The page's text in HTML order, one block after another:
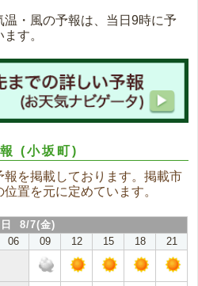
・風の予報は、当日9時に予
す。
報(小坂町)
を掲載しております。掲載市
置を元に定めています。
8/7(金)
06 09 12 15 18
21